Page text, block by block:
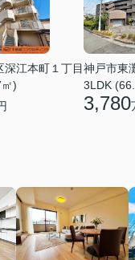
深江本町１丁目
)
神戸市東
3LDK
3,780